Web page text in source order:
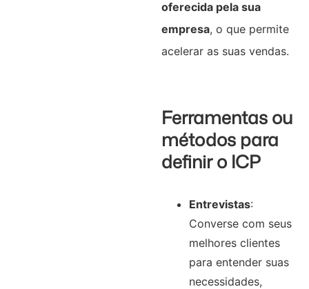
oferecida pela sua
empresa, o que permite
acelerar as suas vendas.
Ferramentas ou
métodos para
definir o ICP
Entrevistas:
Converse com seus
melhores clientes
para entender suas
necessidades,